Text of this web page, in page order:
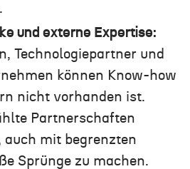
und externe Expertise:
Technologiepartner und
können Know-how
nicht vorhanden ist.
Partnerschaften
auch mit begrenzten
Sprünge zu machen.